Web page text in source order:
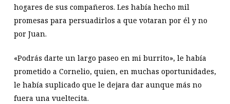
hogares de sus compañeros. Les había hecho mil
promesas para persuadirlos a que votaran por él y no
por Juan.
«Podrás darte un largo paseo en mi burrito», le había
prometido a Cornelio, quien, en muchas oportunidades,
le había suplicado que le dejara dar aunque más no
fuera una vueltecita.